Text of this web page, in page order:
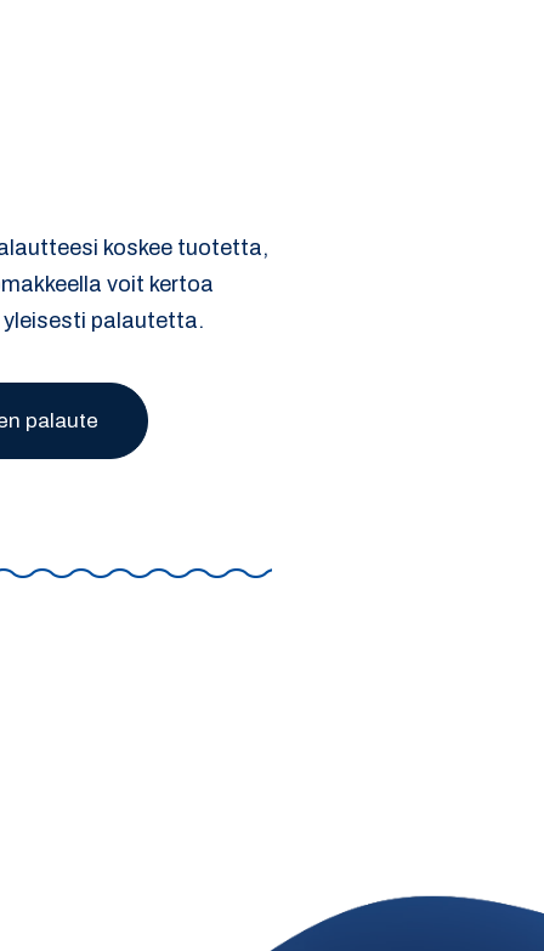
koskee tuotetta,
voit kertoa
palautetta.
palaute